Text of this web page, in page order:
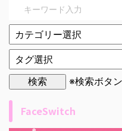
※検索ボタ
FaceSwitch